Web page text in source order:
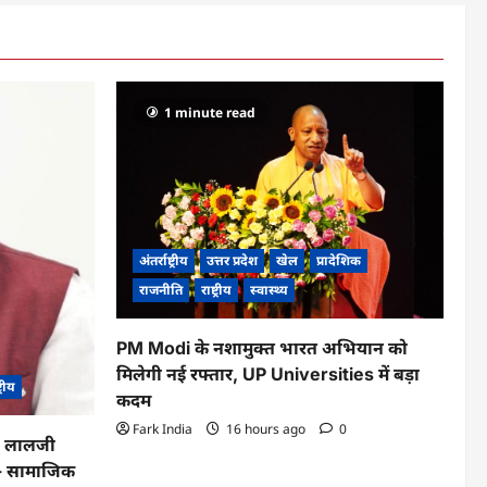
लालजी
सामाजिक
1 minute read
अंतर्राष्ट्रीय उत्तर प्रदेश खेल
प्रादेशिक
राजनीति
राष्ट्रीय स्वास्थ्य
PM Modi के नशामुक्त भारत अभियान को
मिलेगी नई रफ्तार, UP Universities में बड़ा
कदम
Fark India 16 hours ago 0